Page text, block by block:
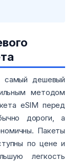
самый дешевый
методом
eSIM перед
дороги, а
Пакеты
по цене и
легкость